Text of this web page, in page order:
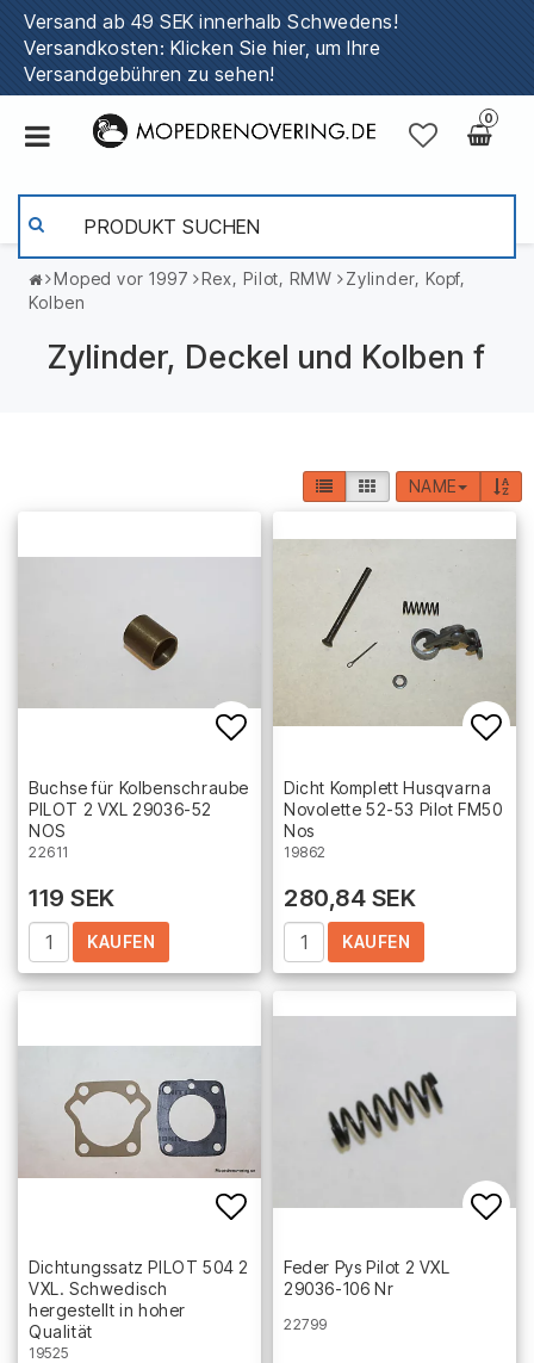
Versand ab 49 SEK innerhalb Schwedens!
Versandkosten: Klicken Sie hier, um Ihre
Versandgebühren zu sehen!
0
Moped vor 1997 Rex, Pilot, RMW
Zylinder, Kopf,
Kolben
Zylinder, Deckel und Kolben f
NAME
Add to list of favorites
Buchse für Kolbenschraube
PILOT 2 VXL 29036-52
NOS
22611
119 SEK
KAUFEN
Dicht Komplett Husqvarna
Novolette 52-53 Pilot FM50
Nos
19862
280,84 SEK
KAUFEN
Add to list of favorites
Dichtungssatz PILOT 504 2
VXL. Schwedisch
hergestellt in hoher
Qualität
19525
Feder Pys Pilot 2 VXL
29036-106 Nr
22799